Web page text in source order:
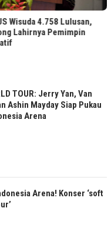
Sambut HUT ke-81 RI,
Kramat Jati Hias Kantor
TOUR: Jerry Yan, Van
Ashin Mayday Siap Pukau
Arena
Arena! Konser ‘soft